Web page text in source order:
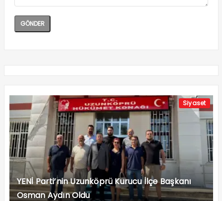
Siyaset
YENİ Parti’nin Uzunköprü Kurucu İlçe Başkanı
Osman Aydın Oldu